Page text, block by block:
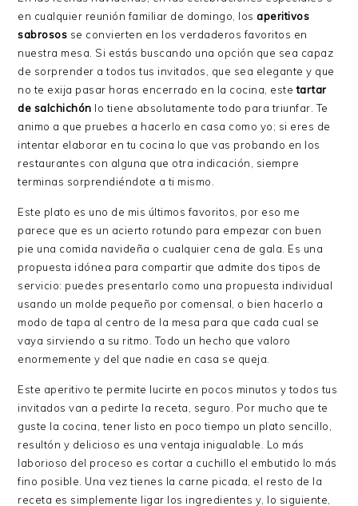
en cualquier reunión familiar de domingo, losaperitivos
sabrosos se convierten en los verdaderos favoritos en
nuestra mesa. Si estás buscando una opción que sea capaz
de sorprender a todos tus invitados, que sea elegante y que
no te exija pasar horas encerrado en la cocina, estetartar
de salchichón lo tiene absolutamente todo para triunfar. Te
animo a que pruebes a hacerlo en casa como yo; si eres de
intentar elaborar en tu cocina lo que vas probando en los
restaurantes con alguna que otra indicación, siempre
terminas sorprendiéndote a ti mismo.
Este plato es uno de mis últimos favoritos, por eso me
parece que es un acierto rotundo para empezar con buen
pie una comida navideña o cualquier cena de gala. Es una
propuesta idónea para compartir que admite dos tipos de
servicio: puedes presentarlo como una propuesta individual
usando un molde pequeño por comensal, o bien hacerlo a
modo de tapa al centro de la mesa para que cada cual se
vaya sirviendo a su ritmo. Todo un hecho que valoro
enormemente y del que nadie en casa se queja.
Este aperitivo te permite lucirte en pocos minutos y todos tus
invitados van a pedirte la receta, seguro. Por mucho que te
guste la cocina, tener listo en poco tiempo un plato sencillo,
resultón y delicioso es una ventaja inigualable. Lo más
laborioso del proceso es cortar a cuchillo el embutido lo más
fino posible. Una vez tienes la carne picada, el resto de la
receta es simplemente ligar los ingredientes y, lo siguiente,